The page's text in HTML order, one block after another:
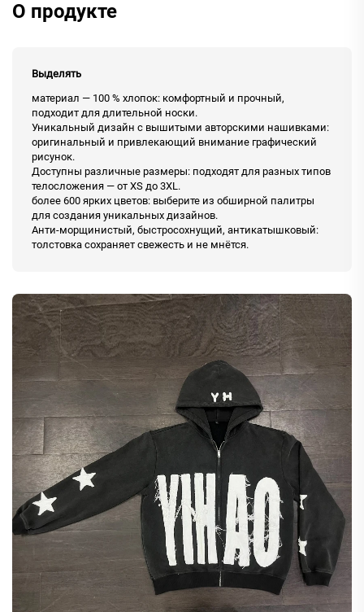
О продукте
Выделять
материал — 100 % хлопок: комфортный и прочный,
подходит для длительной носки.
Уникальный дизайн с вышитыми авторскими нашивками:
оригинальный и привлекающий внимание графический
рисунок.
Доступны различные размеры: подходят для разных типов
телосложения — от XS до 3XL.
более 600 ярких цветов: выберите из обширной палитры
для создания уникальных дизайнов.
Анти-морщинистый, быстросохнущий, антикатышковый:
толстовка сохраняет свежесть и не мнётся.